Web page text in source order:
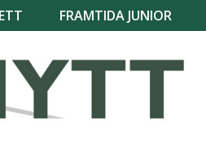
FRAMTIDA JUNIOR